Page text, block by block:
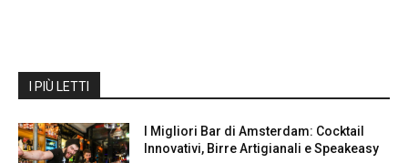
I PIÙ LETTI
I Migliori Bar di Amsterdam: Cocktail
Innovativi, Birre Artigianali e Speakeasy